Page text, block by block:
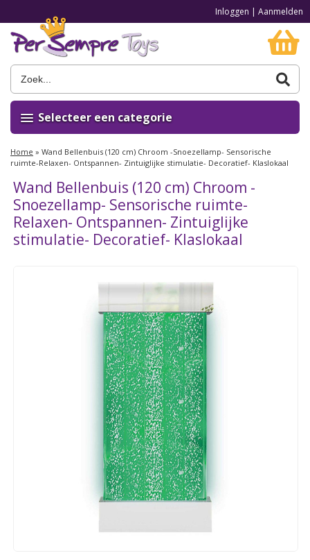
Inloggen | Aanmelden
Selecteer een categorie
Home » Wand Bellenbuis (120 cm) Chroom -Snoezellamp- Sensorische
ruimte-Relaxen- Ontspannen- Zintuiglijke stimulatie- Decoratief- Klaslokaal
Wand Bellenbuis (120 cm) Chroom -
Snoezellamp- Sensorische ruimte-
Relaxen- Ontspannen- Zintuiglijke
stimulatie- Decoratief- Klaslokaal